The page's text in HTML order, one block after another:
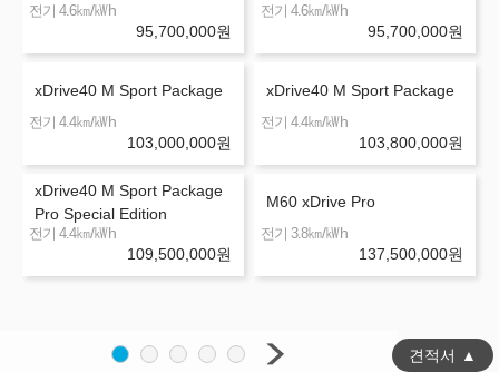
전기 4.6㎞/㎾h
95,700,000원
전기 4.6㎞/㎾h
95,700,000원
xDrive40 M Sport Package
전기 4.4㎞/㎾h
103,000,000원
xDrive40 M Sport Package
전기 4.4㎞/㎾h
103,800,000원
xDrive40 M Sport Package
Pro Special Edition
전기 4.4㎞/㎾h
109,500,000원
M60 xDrive Pro
전기 3.8㎞/㎾h
137,500,000원
견적서 ▲